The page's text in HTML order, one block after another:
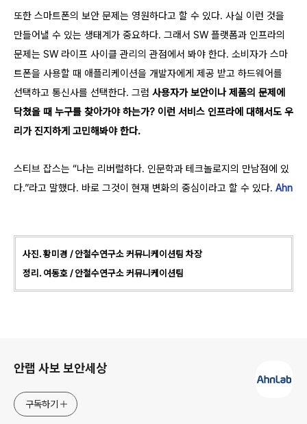
또한 스마트폰의 보안 문제는 영원하다고 할 수 있다. 사실 이런 것을
만들어낼 수 있는 생태계가 중요하다. 그래서 SW 플랫폼과 인프라의
문제는 SW 라이프 사이클 관리의 관점에서 봐야 한다. 소비자가 스마
트폰을 사용할 때 애플리케이션을 개발자에게 제공 받고 하드웨어를
선택하고 통신사를 선택한다. 그럼 사용자가 보안이나 제품의 문제에
닥쳤을 때 누구를 찾아가야 하는가? 이런 서비스 인프라에 대해서도 우
리가 진지하게 고민해봐야 한다.
스티브 잡스는 “나는 리버럴하다. 인문학과 테크놀로지의 만남점에 있
다.”라고 말했다. 바로 그것이 현재 변화의 중심이라고 할 수 있다. Ahn
사진. 황미경 / 안철수연구소 커뮤니케이션팀 차장
정리. 여동호 / 안철수연구소 커뮤니케이션팀
안랩 사보 보안세상
구독하기